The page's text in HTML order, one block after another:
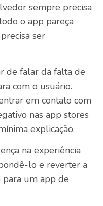
sempre precisa
o app pareça
ser
de falar da falta de
com o usuário.
em contato com
nas app stores
explicação.
na experiência
lo e reverter a
para um app de